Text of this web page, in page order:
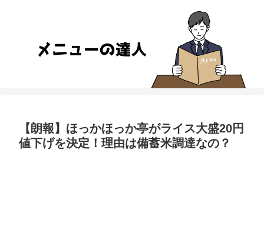
【朗報】ほっかほっか亭がライス大盛20円
値下げを決定！理由は備蓄米調達なの？